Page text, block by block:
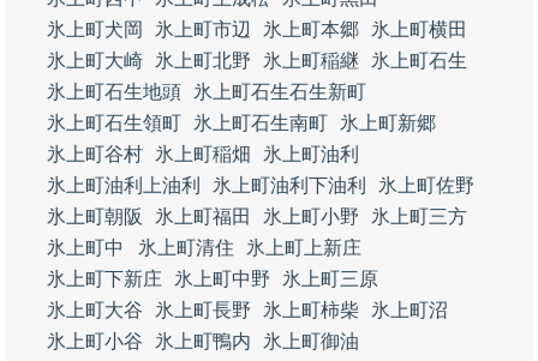
氷上町犬岡
氷上町市辺 氷上町本郷
氷上町横田
氷上町大崎
氷上町北野 氷上町稲継
氷上町石生
氷上町石生地頭
氷上町石生石生新町
氷上町石生領町
氷上町石生南町
氷上町新郷
氷上町谷村
氷上町稲畑
氷上町油利
氷上町油利上油利
氷上町油利下油利
氷上町佐野
氷上町朝阪
氷上町福田 氷上町小野
氷上町三方
氷上町中
氷上町清住
氷上町上新庄
氷上町下新庄
氷上町中野
氷上町三原
氷上町大谷
氷上町長野 氷上町柿柴
氷上町沼
氷上町小谷
氷上町鴨内
氷上町御油